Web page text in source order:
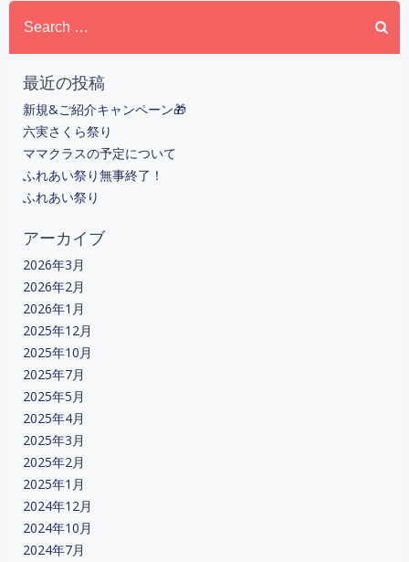
ビ
ゲ
ー
シ
ョ
ン
Search
for:
最近の投稿
新規&ご紹介キャンペーン🎁
六実さくら祭り
ママクラスの予定について
ふれあい祭り無事終了！
ふれあい祭り
アーカイブ
2026年3月
2026年2月
2026年1月
2025年12月
2025年10月
2025年7月
2025年5月
2025年4月
2025年3月
2025年2月
2025年1月
2024年12月
2024年10月
2024年7月